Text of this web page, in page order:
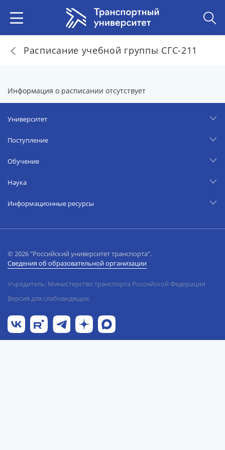
Расписание учебной группы СГС-211
Информация о расписании отсутствует
Университет
Поступление
Обучение
Наука
Информационные ресурсы
© 2026 "Российский университет транспорта".
Сведения об образовательной организации
Учредитель: Министерство транспорта Российской Федерации
Версия для слабовидящих